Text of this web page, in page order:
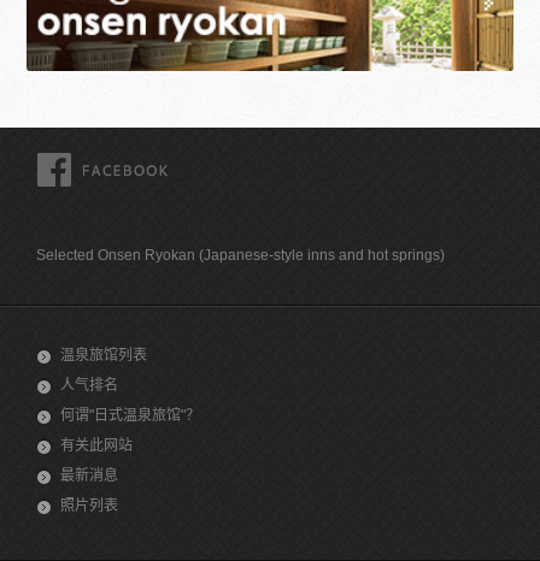
Selected Onsen Ryokan (Japanese-style inns and hot springs)
温泉旅馆列表
人气排名
何谓"日式温泉旅馆"？
有关此网站
最新消息
照片列表